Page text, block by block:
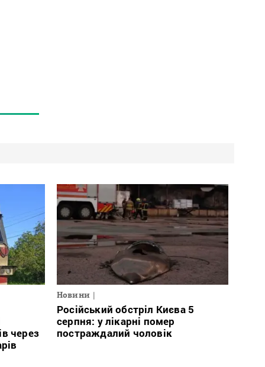
через
Новини
Російський обстріл Києва 5
серпня: у лікарні помер
постраждалий чоловік